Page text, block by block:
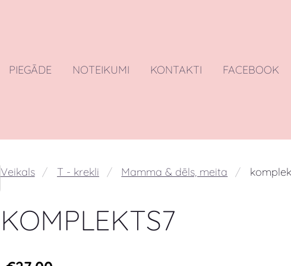
PIEGĀDE NOTEIKUMI KONTAKTI FACEBOOK
Veikals T - krekli Mamma & dēls, meita
KOMPLEKTS7